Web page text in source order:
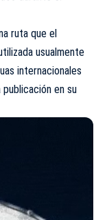
ruta que el
usualmente
internacionales
en su